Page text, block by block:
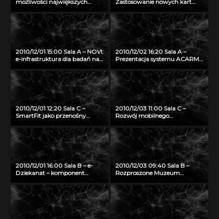
możliwości największych
SGI Altrix UV
Zastosowanie nowych kart
infrastrukturze PKI z
wykorzystaniem systemu
OPTIcamp
2010/12/01 15:00 Sala A – NOVI:
e-infrastruktura dla badań nad
2010/12/02 16:20 Sala A –
Prezentacja systemu ACARM-
2010/12/01 12:20 Sala C –
SmartFit jako przenośny
predykcji oraz planowania
treningu wspomagającego
zdrowy tryb życia
2010/12/03 11:00 Sala C –
Rozwój mobilnego
turystycznego
2010/12/01 16:00 Sala B – e-
Dziekanat – komponent
otwartego oprogramowania
2010/12/03 09:40 Sala B –
Rozproszone Muzeum
dystrybucji treści 3D w
architekturze Internetu
Przyszłości